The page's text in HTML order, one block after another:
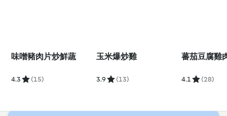
味噌豬肉片炒鮮蔬
4.3 (15)
玉米爆炒雞
3.9 (13)
蕃茄豆腐雞
4.1 (28)